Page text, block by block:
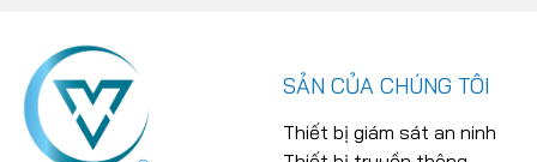
SẢN CỦA CHÚNG TÔI
Thiết bị giám sát an ninh